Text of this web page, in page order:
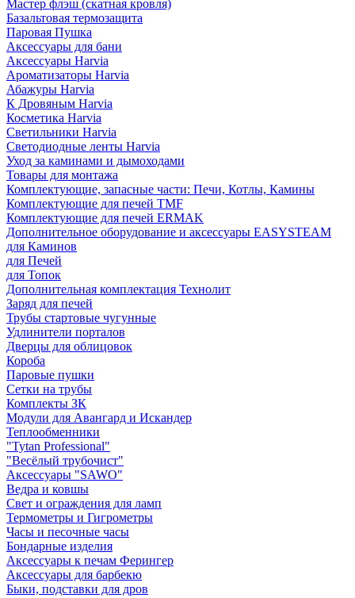
Мастер флэш (скатная кровля)
Базальтовая термозащита
Паровая Пушка
Аксессуары для бани
Аксессуары Harvia
Ароматизаторы Harvia
Абажуры Harvia
К Дровяным Harvia
Косметика Harvia
Светильники Harvia
Светодиодные ленты Harvia
Уход за каминами и дымоходами
Товары для монтажа
Комплектующие, запасные части: Печи, Котлы, Камины
Комплектующие для печей TMF
Комплектующие для печей ERMAK
Дополнительное оборудование и аксессуары EASYSTEAM
для Каминов
для Печей
для Топок
Дополнительная комплектация Технолит
Заряд для печей
Трубы стартовые чугунные
Удлинители порталов
Дверцы для облицовок
Короба
Паровые пушки
Сетки на трубы
Комплекты ЗК
Модули для Авангард и Искандер
Теплообменники
"Tytan Professional"
"Весёлый трубочист"
Аксессуары "SAWO"
Ведра и ковшы
Свет и ограждения для ламп
Термометры и Гигрометры
Часы и песочные часы
Бондарные изделия
Аксессуары к печам Ферингер
Аксессуары для барбекю
Быки, подставки для дров